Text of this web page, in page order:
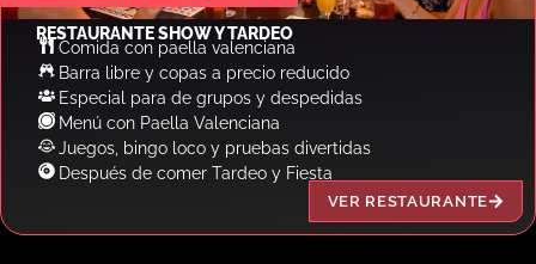
RESTAURANTE SHOW Y TARDEO
Comida con paella valenciana
Barra libre y copas a precio reducido
Especial para de grupos y despedidas
Menú con Paella Valenciana
Juegos, bingo loco y pruebas divertidas
Después de comer Tardeo y Fiesta
VER RESTAURANTE